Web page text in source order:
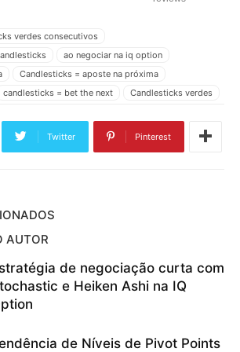
verdes consecutivos
ao negociar na iq option
Candlesticks = aposte na próxima
candlesticks = bet the next
Candlesticks verdes
triplo
ciclo de negociação
Como negociar a IQ Option
da IQ Option
de opções
IQ Option
Estratégias IQ Option
de capital
IQ Option
IQ Option como trabalhar
Twitter Pinterest
AUTOR
de negociação curta com
e Heiken Ashi na IQ
de Níveis de Pivot Points